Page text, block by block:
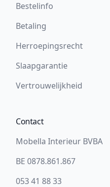
Bestelinfo
Betaling
Herroepingsrecht
Slaapgarantie
Vertrouwelijkheid
Contact
Mobella Interieur BVBA
BE 0878.861.867
053 41 88 33